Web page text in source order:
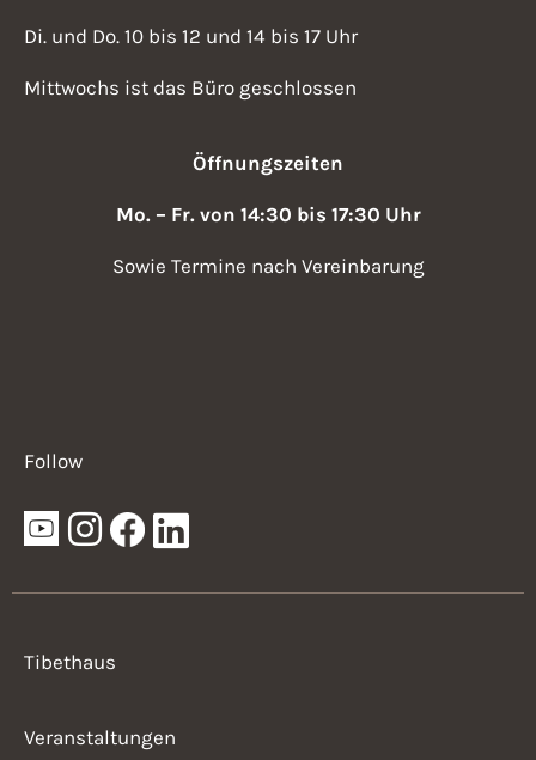
Di. und Do. 10 bis 12 und 14 bis 17 Uhr
Mittwochs ist das Büro geschlossen
Öffnungszeiten
Mo. – Fr. von 14:30 bis 17:30 Uhr
Sowie Termine nach Vereinbarung
Follow
Tibethaus
Veranstaltungen